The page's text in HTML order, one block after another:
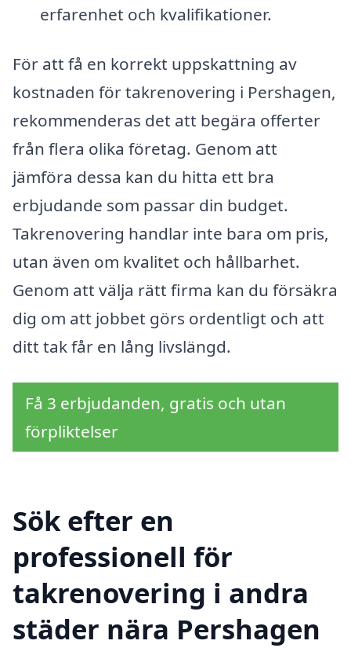
erfarenhet och kvalifikationer.
För att få en korrekt uppskattning av
kostnaden för takrenovering i Pershagen,
rekommenderas det att begära offerter
från flera olika företag. Genom att
jämföra dessa kan du hitta ett bra
erbjudande som passar din budget.
Takrenovering handlar inte bara om pris,
utan även om kvalitet och hållbarhet.
Genom att välja rätt firma kan du försäkra
dig om att jobbet görs ordentligt och att
ditt tak får en lång livslängd.
Få 3 erbjudanden, gratis och utan
förpliktelser
Sök efter en
professionell för
takrenovering i andra
städer nära Pershagen